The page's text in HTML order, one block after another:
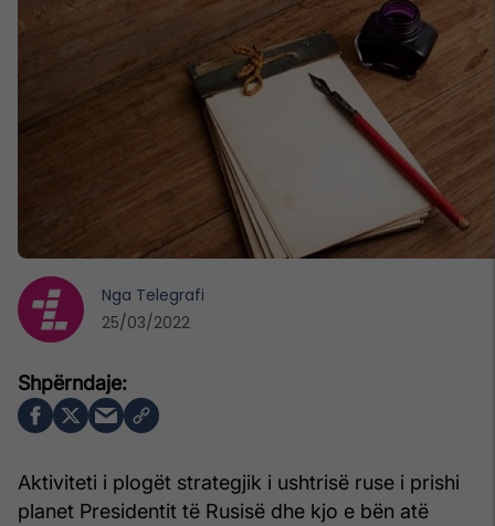
Aktiviteti i plogët strategjik i ushtrisë ruse i prishi
planet Presidentit të Rusisë dhe kjo e bën atë
Nga Telegrafi
25/03/2022